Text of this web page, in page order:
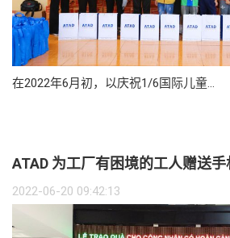
在2022年6月初，以庆祝1/6国际儿童…
ATAD 为工厂有困境的工人赠送手
2022-06-20 09:42:13